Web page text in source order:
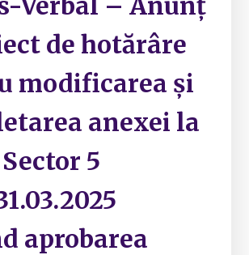
de hotărâre
modificarea și
anexei la
5
aprobarea